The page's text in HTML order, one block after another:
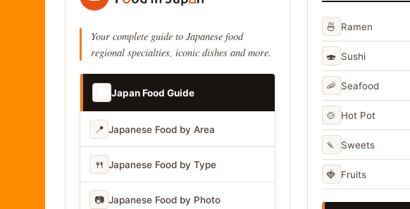
Your complete guide to Japanese food
regional specialties, iconic dishes and more.
Japan Food Guide
📍 Japanese Food by Area
🍴 Japanese Food by Type
📷 Japanese Food by Photo
🍜 Ramen
🍣 Sushi
🦐 Seafood
🍲 Hot Pot
🍡 Sweets
🍓 Fruits